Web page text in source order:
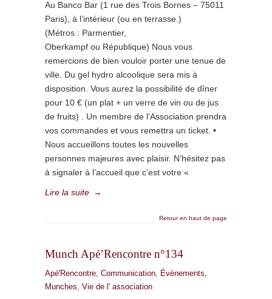
Au Banco Bar (1 rue des Trois Bornes – 75011
Paris), à l’intérieur (ou en terrasse.)
(Métros : Parmentier,
Oberkampf ou République) Nous vous
remercions de bien vouloir porter une tenue de
ville. Du gel hydro alcoolique sera mis à
disposition. Vous aurez la possibilité de dîner
pour 10 € (un plat + un verre de vin ou de jus
de fruits) . Un membre de l’Association prendra
vos commandes et vous remettra un ticket. •
Nous accueillons toutes les nouvelles
personnes majeures avec plaisir. N’hésitez pas
à signaler à l’accueil que c’est votre «
Lire la suite →
Retour en haut de page
Munch Apé’Rencontre n°134
Apé'Rencontre, Communication, Évènements,
Munches, Vie de l' association